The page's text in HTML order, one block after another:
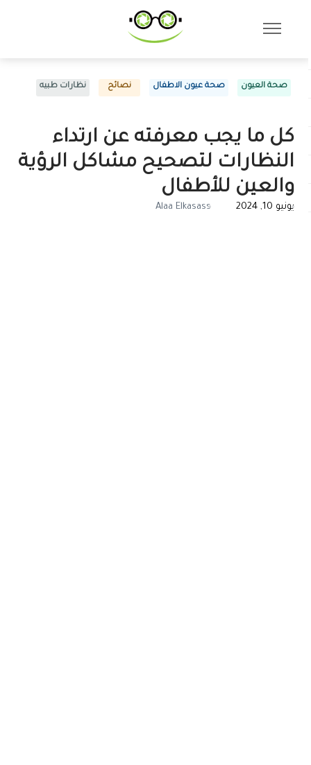
صحة العيون صحة عيون الاطفال نصائح نظارات طبيه
كل ما يجب معرفته عن ارتداء
النظارات لتصحيح مشاكل الرؤية
والعين للأطفال
يونيو 10, 2024 Alaa Elkasass